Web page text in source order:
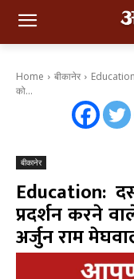
Home बीकानेर
Education:
को...
बीकानेर
Education:
प्रदर्शन करने
अर्जुन राम